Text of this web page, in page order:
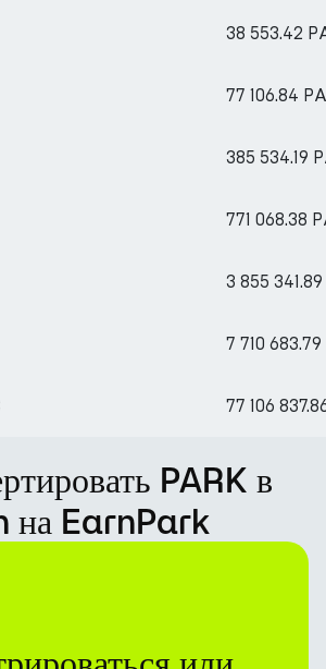
38 553.42
77 106.84
385 534.19
771 068.38
3 855
7 710
77 106
PARK в
на EarnPark